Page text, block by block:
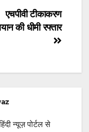
एचपीवी टीकाकरण
की धीमी रफ्तार
न्यूज़ पोर्टल से